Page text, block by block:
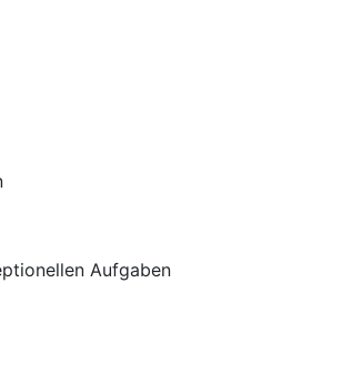
Aufgaben